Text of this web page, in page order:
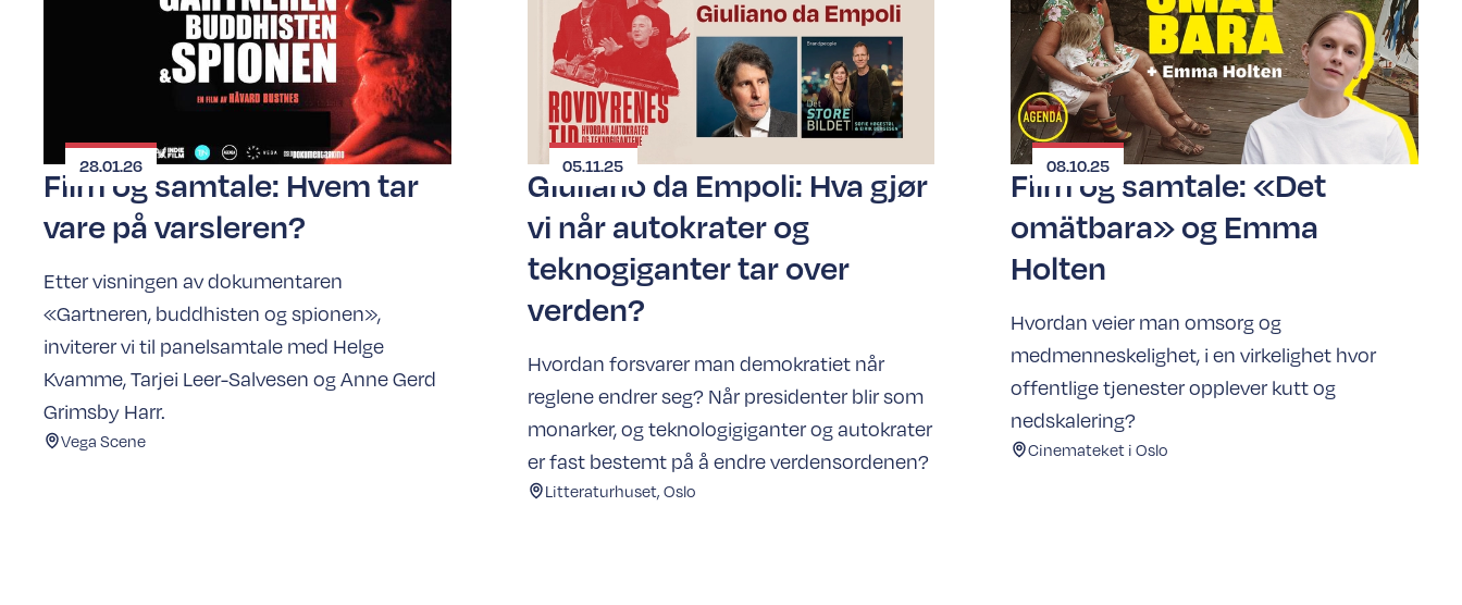
28.01.26
Film og samtale: Hvem tar
vare på varsleren?
Etter visningen av dokumentaren
«Gartneren, buddhisten og spionen»,
inviterer vi til panelsamtale med Helge
Kvamme, Tarjei Leer-Salvesen og Anne Gerd
Grimsby Harr.
Vega Scene
05.11.25
Giuliano da Empoli: Hva gjør
vi når autokrater og
teknogiganter tar over
verden?
Hvordan forsvarer man demokratiet når
reglene endrer seg? Når presidenter blir som
monarker, og teknologigiganter og autokrater
er fast bestemt på å endre verdensordenen?
Litteraturhuset, Oslo
08.10.25
Film og samtale: «Det
omätbara» og Emma
Holten
Hvordan veier man omsorg og
medmenneskelighet, i en virkelighet hvor
offentlige tjenester opplever kutt og
nedskalering?
Cinemateket i Oslo